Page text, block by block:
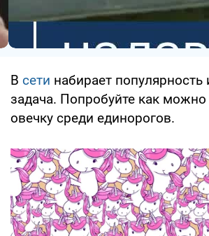
В сети набирает популярность
задача. Попробуйте как
овечку среди единорогов.